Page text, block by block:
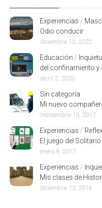
Experiencias /
Odio conducir
diciembre 12, 2022
Educación /
del confinamiento y
abril 2, 2020
Sin categoría
Mi nuevo
septiembre 10, 2017
Experiencias /
El juego del Solitario
enero 8, 2017
Experiencias /
Mis clases de
diciembre 12, 2016